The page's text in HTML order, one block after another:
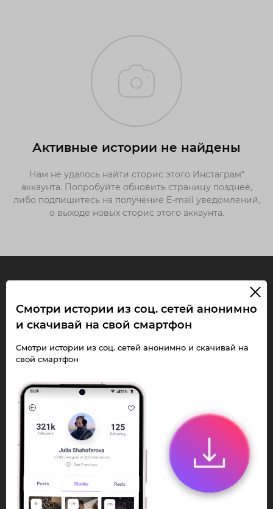
Активные истории не найдены
Нам не удалось найти сторис этого Инстаграм*
аккаунта. Попробуйте обновить страницу позднее,
либо подпишитесь на получение E-mail уведомлений,
о выходе новых сторис этого аккаунта.
Смотри Stories и
скачивай Reels без
ограничений!
Переходи в ИнстаПай бот - смотри и
Stories
анонимно в чате
или Telegram-приложении.
Быстро, просто и удобно.
Перейти к боту
Смотри истории из соц. сетей анонимно
и скачивай на свой смартфон
Смотри истории из соц. сетей анонимно и скачивай на
свой смартфон